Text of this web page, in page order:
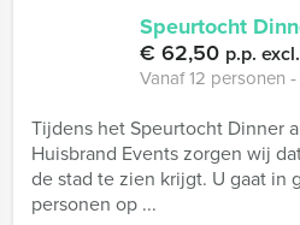
Speurtocht
€ 62,50 p.p.
Vanaf 12 personen
Tijdens het Speurtocht Dinner
Huisbrand Events zorgen wij
de stad te zien krijgt. U gaat in
personen op ...